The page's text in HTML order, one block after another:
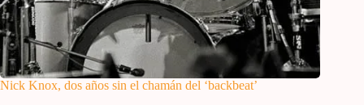
Nick Knox, dos años sin el chamán del ‘backbeat’